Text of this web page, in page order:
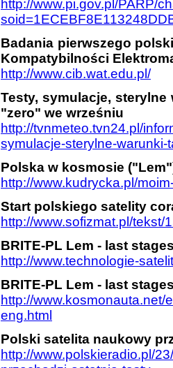
http://www.pi.gov.pl/PARP/
Badania pierwszego
Kompatybilności
http://www.cib.wat.edu.pl/
Testy, symulacje,
"zero" we wrześniu
http://tvnmeteo.tvn24.pl/
symulacje-sterylne-
Polska w kosmosie
http://www.kudrycka.pl/
Start polskiego satelity
http://www.sofizmat.pl/tekst/
BRITE-PL Lem - last
http://www.technologie-
BRITE-PL Lem - last
http://www.kosmonauta.net/
eng.html
Polski satelita naukowy
http://www.polskieradio.pl/